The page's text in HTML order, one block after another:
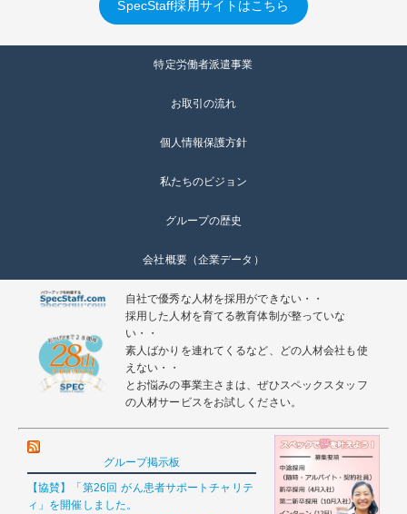
SpecStaff採用サイトはこちら
特定労働者派遣事業
お取引の流れ
個人情報保護方針
私たちのビジョン
グループの歴史
会社概要（企業データ）
自社で優秀な人材を採用ができない・・
採用した人材を育てる教育体制が整っていな
い・・
素人ばかりを連れてくるなど、どの人材会社も使
えない・・
とお悩みの事業主さまは、ぜひスペックスタッフ
の人材サービスをお試しください。
グループ掲示板
【協賛】「第26回 がん患者サポートチャリテ
ィ」を開催しました。